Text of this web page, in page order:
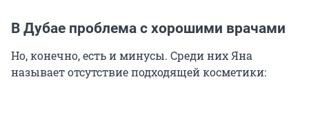
В Дубае проблема с хорошими врачами
Но, конечно, есть и минусы. Среди них Яна
называет отсутствие подходящей косметики: